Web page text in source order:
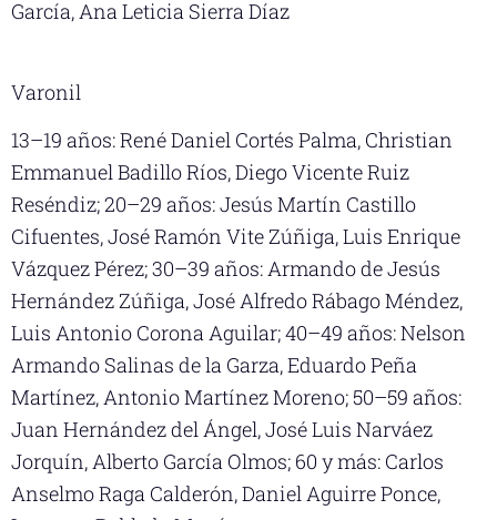
García, Ana Leticia Sierra Díaz
Varonil
13–19 años: René Daniel Cortés Palma, Christian
Emmanuel Badillo Ríos, Diego Vicente Ruiz
Reséndiz; 20–29 años: Jesús Martín Castillo
Cifuentes, José Ramón Vite Zúñiga, Luis Enrique
Vázquez Pérez; 30–39 años: Armando de Jesús
Hernández Zúñiga, José Alfredo Rábago Méndez,
Luis Antonio Corona Aguilar; 40–49 años: Nelson
Armando Salinas de la Garza, Eduardo Peña
Martínez, Antonio Martínez Moreno; 50–59 años:
Juan Hernández del Ángel, José Luis Narváez
Jorquín, Alberto García Olmos; 60 y más: Carlos
Anselmo Raga Calderón, Daniel Aguirre Ponce,